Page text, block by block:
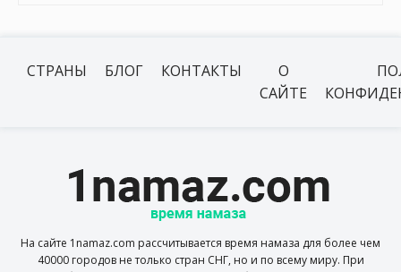
СТРАНЫ БЛОГ КОНТАКТЫ
О
САЙТЕ
На сайте 1namaz.com рассчитывается время намаза для более чем
40000 городов не только стран СНГ, но и по всему миру. При